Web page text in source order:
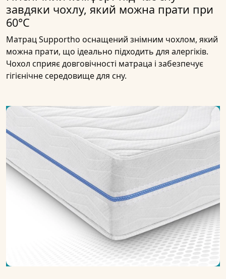
завдяки чохлу, який можна прати при
60°C
Матрац Supportho оснащений знімним чохлом, який
можна прати, що ідеально підходить для алергіків.
Чохол сприяє довговічності матраца і забезпечує
гігієнічне середовище для сну.